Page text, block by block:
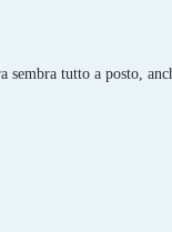
tutto a posto,